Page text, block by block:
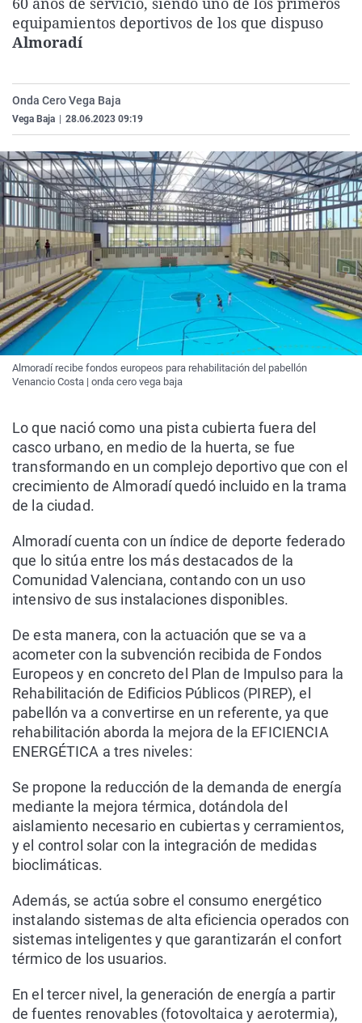
La rosa de los vientos
Caso
Extremadura
Virales
equipamientos deportivos de los que dispuso
Almoradí
Onda Cero Vega Baja
Vega Baja 28.06.2023 09:19
Almoradí recibe fondos europeos para rehabilitación del pabellón
Venancio Costa | onda cero vega baja
Lo que nació como una pista cubierta fuera del
casco urbano, en medio de la huerta, se fue
transformando en un complejo deportivo que con el
crecimiento de Almoradí quedó incluido en la trama
de la ciudad.
Almoradí cuenta con un índice de deporte federado
que lo sitúa entre los más destacados de la
Comunidad Valenciana, contando con un uso
intensivo de sus instalaciones disponibles.
De esta manera, con la actuación que se va a
acometer con la subvención recibida de Fondos
Europeos y en concreto del Plan de Impulso para la
Rehabilitación de Edificios Públicos (PIREP), el
pabellón va a convertirse en un referente, ya que
rehabilitación aborda la mejora de la EFICIENCIA
ENERGÉTICA a tres niveles:
Se propone la reducción de la demanda de energía
mediante la mejora térmica, dotándola del
aislamiento necesario en cubiertas y cerramientos,
y el control solar con la integración de medidas
bioclimáticas.
Además, se actúa sobre el consumo energético
instalando sistemas de alta eficiencia operados con
sistemas inteligentes y que garantizarán el confort
térmico de los usuarios.
En el tercer nivel, la generación de energía a partir
de fuentes renovables (fotovoltaica y aerotermia),